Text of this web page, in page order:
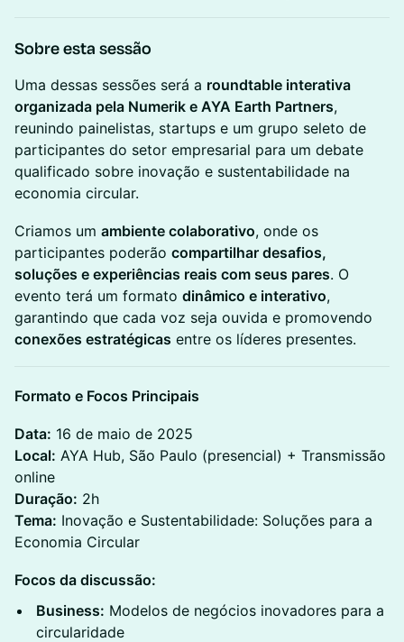
Sobre esta sessão
Uma dessas sessões será a roundtable interativa
organizada pela Numerik e AYA Earth Partners,
reunindo painelistas, startups e um grupo seleto de
participantes do setor empresarial para um debate
qualificado sobre inovação e sustentabilidade na
economia circular.
Criamos um ambiente colaborativo, onde os
participantes poderão compartilhar desafios,
soluções e experiências reais com seus pares. O
evento terá um formato dinâmico e interativo,
garantindo que cada voz seja ouvida e promovendo
conexões estratégicas entre os líderes presentes.
Formato e Focos Principais
Data: 16 de maio de 2025
Local: AYA Hub, São Paulo (presencial) + Transmissão
online
Duração: 2h
Tema: Inovação e Sustentabilidade: Soluções para a
Economia Circular
Focos da discussão:
Business: Modelos de negócios inovadores para a
circularidade